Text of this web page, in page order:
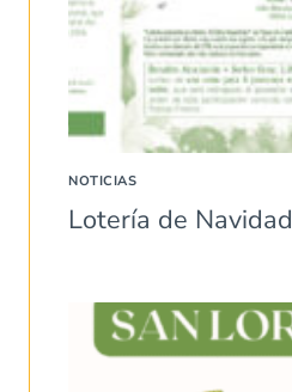
NOTICIAS
Lotería de Navidad